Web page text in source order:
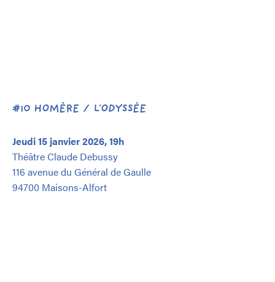
#10 HOMÈRE / L'ODYSSÉE
Jeudi 15 janvier 2026, 19h
Théâtre Claude Debussy
116 avenue du Général de Gaulle
94700 Maisons-Alfort